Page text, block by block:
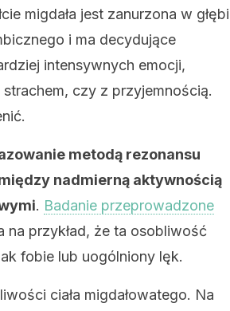
migdała jest zanurzona w głębi
i ma decydujące
intensywnych emocji,
czy z przyjemnością.
metodą rezonansu
nadmierną aktywnością
. Badanie przeprowadzone
na przykład, że ta osobliwość
fobie lub uogólniony lęk.
ciała migdałowatego. Na